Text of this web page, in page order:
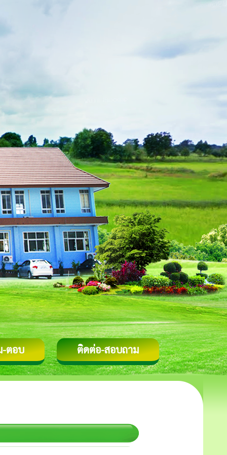
-ตอบ ติดต่อ-สอบถาม